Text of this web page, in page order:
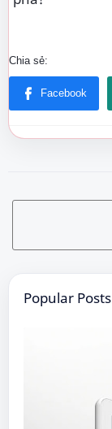
Popular Posts